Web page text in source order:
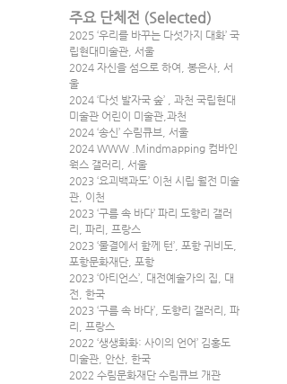
주요 단체전 (Selected)
2025 ‘우리를 바꾸는 다섯가지 대화’ 국
립현대미술관, 서울
2024 자신을 섬으로 하여, 봉은사, 서
울
2024 ‘다섯 발자국 숲’ , 과천 국립현대
미술관 어린이 미술관,과천
2024 ‘송신’ 수림큐브, 서울
2024 WWW .Mindmapping 컴바인
웍스 갤러리, 서울
2023 ‘요괴백과도’ 이천 시립 월전 미술
관, 이천
2023 ‘구름 속 바다’ 파리 도향리 갤러
리, 파리, 프랑스
2023 ‘물결에서 함께 턴’, 포항 귀비도,
포항문화재단, 포항
2023 ‘아티언스’, 대전예술가의 집, 대
전, 한국
2023 ‘구름 속 바다’, 도향리 갤러리, 파
리, 프랑스
2022 ‘생생화화: 사이의 언어’ 김홍도
미술관, 안산, 한국
2022 수림문화재단 수림큐브 개관